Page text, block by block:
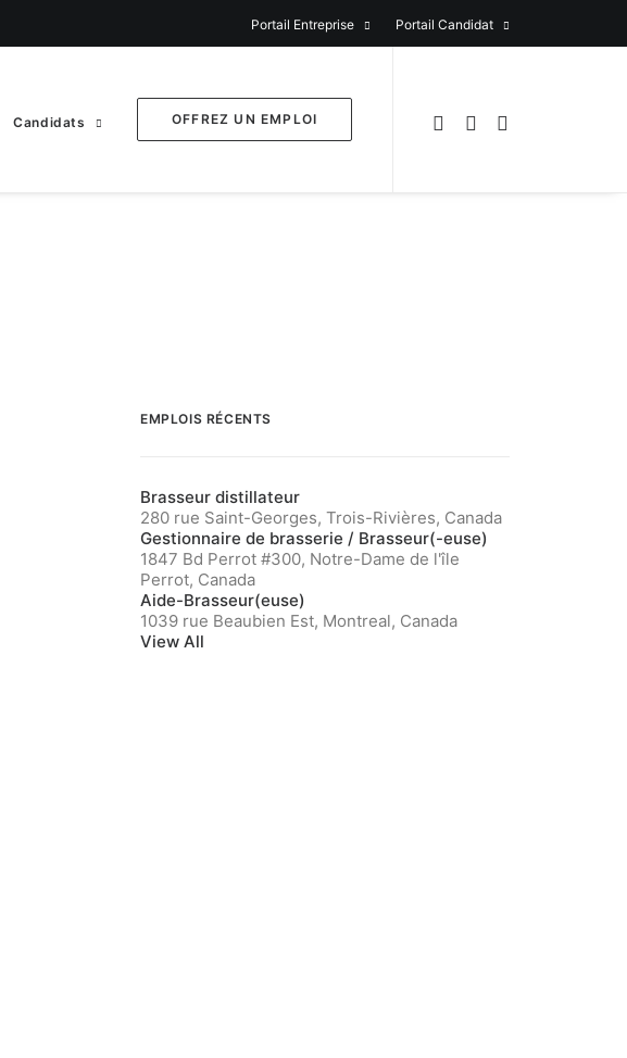
Portail Entreprise Portail Candidat
Candidats OFFREZ UN EMPLOI
EMPLOIS RÉCENTS
Brasseur distillateur
280 rue Saint-Georges, Trois-Rivières, Canada
Gestionnaire de brasserie / Brasseur(-euse)
1847 Bd Perrot #300, Notre-Dame de l'île
Perrot, Canada
Aide-Brasseur(euse)
1039 rue Beaubien Est, Montreal, Canada
View All